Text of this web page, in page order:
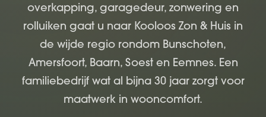
overkapping, garagedeur, zonwering en
rolluiken gaat u naar Kooloos Zon & Huis in
de wijde regio rondom Bunschoten,
Amersfoort, Baarn, Soest en Eemnes. Een
familiebedrijf wat al bijna 30 jaar zorgt voor
maatwerk in wooncomfort.